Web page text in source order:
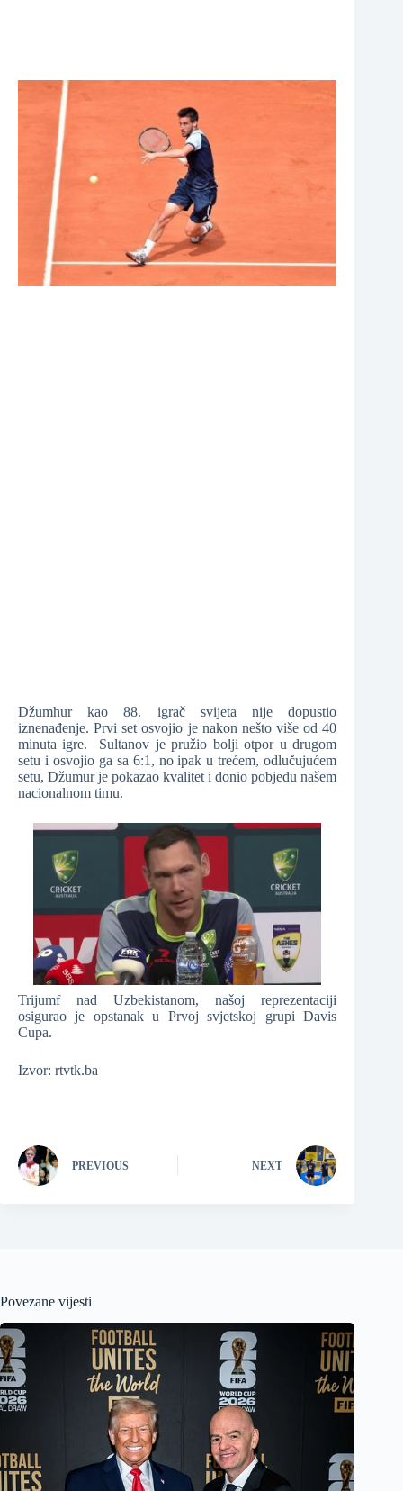
Džumhur kao 88. igrač svijeta nije dopustio
iznenađenje. Prvi set osvojio je nakon nešto više od 40
minuta igre. Sultanov je pružio bolji otpor u drugom
setu i osvojio ga sa 6:1, no ipak u trećem, odlučujućem
setu, Džumur je pokazao kvalitet i donio pobjedu našem
nacionalnom timu.
Trijumf nad Uzbekistanom, našoj reprezentaciji
osigurao je opstanak u Prvoj svjetskoj grupi Davis
Cupa.
Izvor: rtvtk.ba
PREVIOUS NEXT
Povezane vijesti